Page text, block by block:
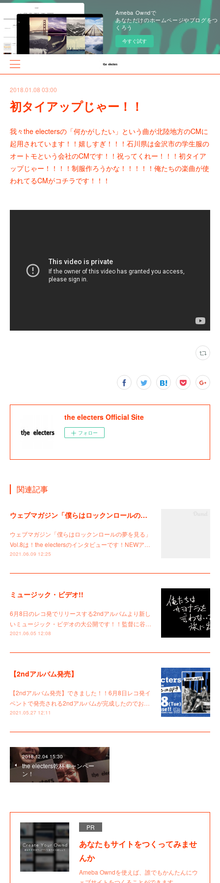
Ameba Owndで
あなただけのホームページやブログをつ
くろう
今すぐ試す
2018.01.08 03:00
初タイアップじゃー！！
我々the electersの「何かがしたい」という曲が北陸地方のCMに
起用されています！！嬉しすぎ！！！石川県は金沢市の学生服の
オートモという会社のCMです！！祝ってくれー！！！初タイア
ップじゃー！！！！制服作ろうかな！！！！！俺たちの楽曲が使
われてるCMがコチラです！！！
the electers Official Site
フォロー
関連記事
ウェブマガジン「僕らはロックンロールの夢を見る」Vol.8
ウェブマガジン「僕らはロックンロールの夢を見る」
Vol.8は！the electersのインタビューです！NEWア…
2021.06.09 12:25
ミュージック・ビデオ!!
6月8日のレコ発でリリースする2ndアルバムより新し
いミュージック・ビデオの大公開です！！監督に谷…
2021.06.05 12:08
【2ndアルバム発売】
【2ndアルバム発売】できました！！6月8日レコ発イ
ベントで発売される2ndアルバムが完成したのでお…
2021.05.27 12:11
2018.12.04 15:30
the electers乾杯キャンペー
ン！
PR
あなたもサイトをつくってみませ
んか
Ameba Owndを使えば、誰でもかんたんにウ